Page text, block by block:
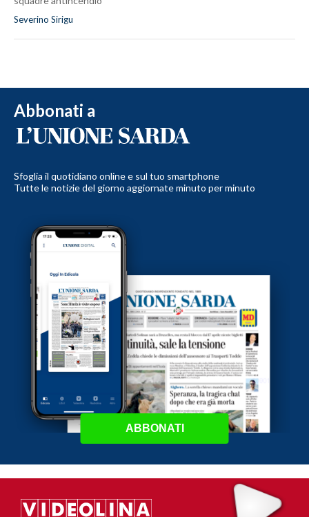
Severino Sirigu
Abbonati a
Sfoglia il quotidiano online e sul tuo smartphone
Tutte le notizie del giorno aggiornate minuto per minuto
ABBONATI